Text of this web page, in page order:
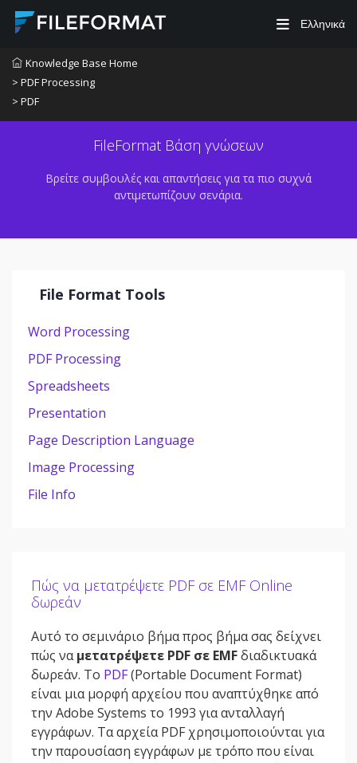
Ελληνικά
Knowledge Base Home
> PDF Processing
> PDF
FileFormat Βάση γνώσεων
Βρείτε συμβουλές και απαντήσεις για τα πιο συχνά
αντιμετωπίζουν σενάρια.
File Format Tools
Word Processing
PDF Processing
Spreadsheets
Presentation
Page Description Language
Image Processing
File Info
Πώς να μετατρέψετε PDF σε EMF Online
δωρεάν
Αυτό το σεμινάριο βήμα προς βήμα σας δείχνει
πώς ναμετατρέψετε PDF σε EMFδιαδικτυακά
δωρεάν. Το PDF(Portable Document Format)
είναι μια μορφή αρχείου που αναπτύχθηκε από
την Adobe Systems το 1993 για ανταλλαγή
εγγράφων. Τα αρχεία PDF χρησιμοποιούνται για
την παρουσίαση εγγράφων με τρόπο που είναι